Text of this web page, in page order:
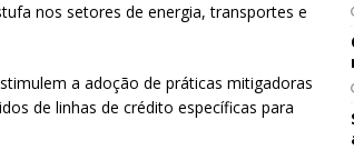
nos setores de energia, transportes e
a adoção de práticas mitigadoras
de linhas de crédito específicas para